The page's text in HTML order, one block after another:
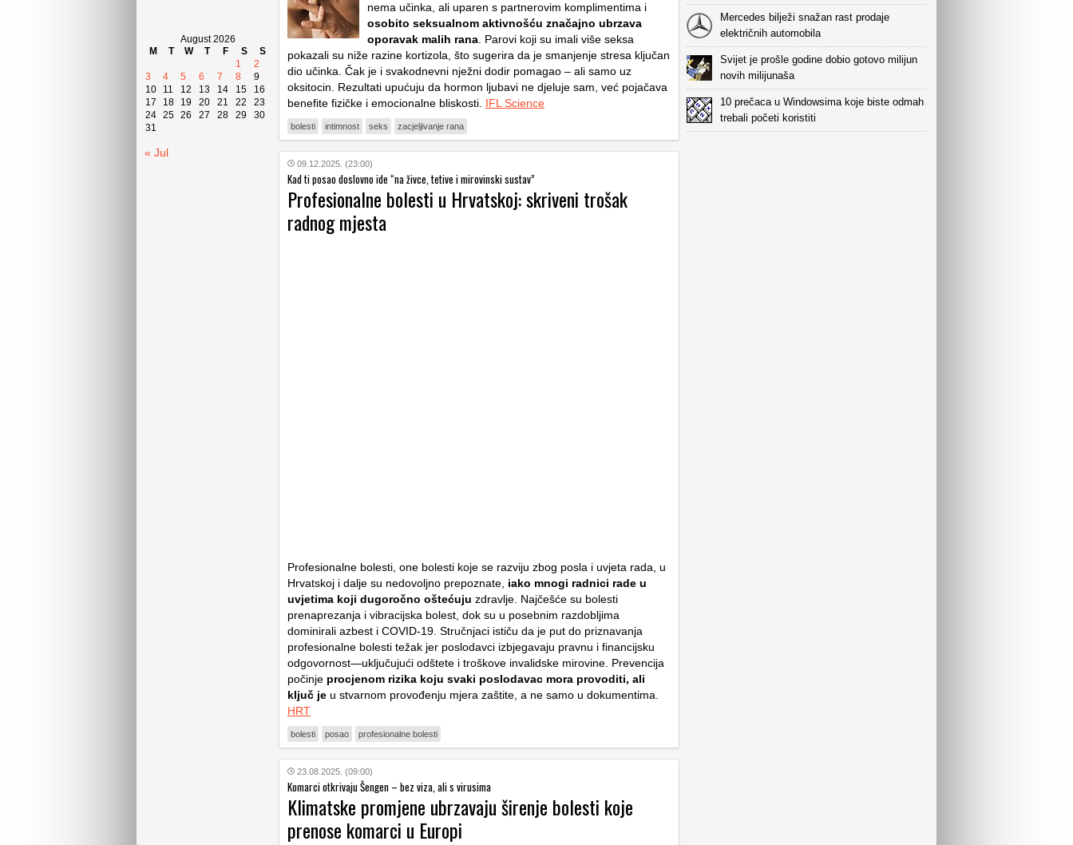
August 2026
M
T W T F S
S
1
2
3
4 5 6 7 8
9
10
11 12 13 14 15
16
17
18 19 20 21 22
23
24 25 26 27 28 29
30
31
« Jul
nema učinka, ali uparen s partnerovim komplimentima i
osobito seksualnom aktivnošću značajno ubrzava
oporavak malih rana . Parovi koji su imali više seksa
pokazali su niže razine kortizola, što sugerira da je smanjenje stresa ključan
dio učinka. Čak je i svakodnevni nježni dodir pomagao – ali samo uz
oksitocin. Rezultati upućuju da hormon ljubavi ne djeluje sam, već pojačava
benefite fizičke i emocionalne bliskosti. IFL Science
bolesti intimnost seks zacjeljivanje rana
09.12.2025. (23:00)
Kad ti posao doslovno ide “na živce, tetive i mirovinski sustav”
Profesionalne bolesti u Hrvatskoj: skriveni trošak
radnog mjesta
Profesionalne bolesti, one bolesti koje se razviju zbog posla i uvjeta rada, u
Hrvatskoj i dalje su nedovoljno prepoznate, iako mnogi radnici rade u
uvjetima koji dugoročno oštećuju zdravlje. Najčešće su bolesti
prenaprezanja i vibracijska bolest, dok su u posebnim razdobljima
dominirali azbest i COVID-19. Stručnjaci ističu da je put do priznavanja
profesionalne bolesti težak jer poslodavci izbjegavaju pravnu i financijsku
odgovornost—uključujući odštete i troškove invalidske mirovine. Prevencija
počinje procjenom rizika koju svaki poslodavac mora provoditi, ali
ključ je u stvarnom provođenju mjera zaštite, a ne samo u dokumentima.
HRT
bolesti posao profesionalne bolesti
23.08.2025. (09:00)
Komarci otkrivaju Šengen – bez viza, ali s virusima
Klimatske promjene ubrzavaju širenje bolesti koje
prenose komarci u Europi
Mercedes bilježi snažan rast prodaje
električnih automobila
Svijet je prošle godine dobio gotovo milijun
novih milijunaša
10 prečaca u Windowsima koje biste odmah
trebali početi koristiti